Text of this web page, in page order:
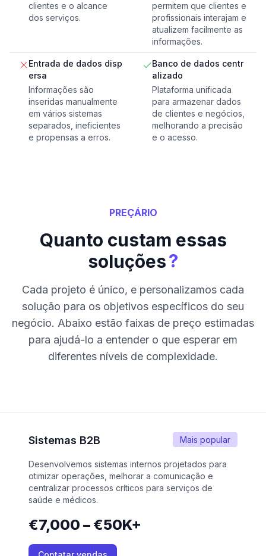
clientes e o alcance
dos serviços.
permitem que clientes e
profissionais interajam e
atualizem facilmente as
informações.
Entrada de dados disp
ersa
Informações são
inseridas manualmente
em vários sistemas
separados, ineficientes
e propensas a erros.
Banco de dados centr
alizado
Plataforma unificada
para armazenar dados
de clientes e negócios,
melhorando a precisão
e o acesso.
PREÇÁRIO
Quanto custam essas
soluções?
Cada projeto é único, e personalizamos cada
solução para os objetivos específicos do seu
negócio. Abaixo estão faixas de preço estimadas
para ajudá-lo a entender o que esperar em
diferentes níveis de complexidade.
Mais popular
Sistemas B2B
Desenvolvemos sistemas internos projetados para
otimizar operações, melhorar a comunicação e
centralizar processos críticos para serviços de
saúde e médicos.
€7,000 – €50K+